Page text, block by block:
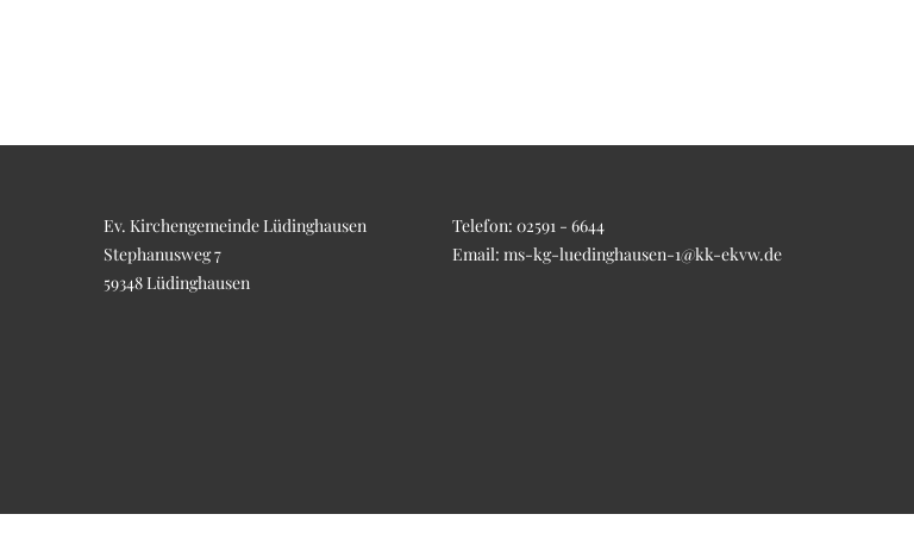
Ev. Kirchengemeinde Lüdinghausen
Stephanusweg 7
59348 Lüdinghausen
Telefon: 02591 - 6644
Email: ms-kg-luedinghausen-1@kk-ekvw.de